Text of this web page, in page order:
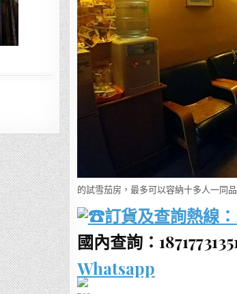
的試雪茄房，最多可以容納十多人一同品
訂貨及查詢熱線：
國內查詢：
Whatsapp